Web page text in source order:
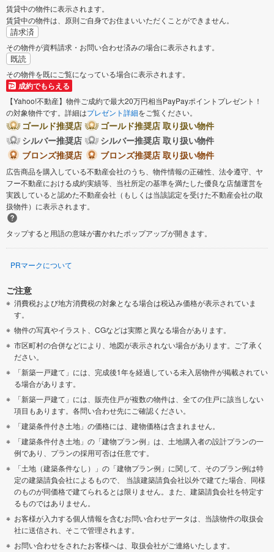
賃貸中の物件に表示されます。
賃貸中の物件は、原則ご自身でお住まいいただくことができません。
請求済
その物件が資料請求・お問い合わせ済みの場合に表示されます。
既読
その物件を既にご覧になっている場合に表示されます。
成約でもらえる
【Yahoo!不動産】物件ご成約で最大20万円相当PayPayポイントプレゼント！
の対象物件です。詳細はプレゼント詳細をご覧ください。
ゴールド推奨店
ゴールド推奨店 取り扱い物件
シルバー推奨店
シルバー推奨店 取り扱い物件
ブロンズ推奨店
ブロンズ推奨店 取り扱い物件
広告商品を購入している不動産会社のうち、物件情報の正確性、法令遵守、ヤ
フー不動産における成約実績等、当社所定の基準を満たした優良な店舗運営を
実践していると認めた不動産会社（もしくは当該認定を受けた不動産会社の取
扱物件）に表示されます。
タップすると用語の意味が書かれたポップアップが開きます。
PRマークについて
ご注意
消費税および地方消費税の対象となる場合は税込み価格が表示されていま
す。
物件の写真やイラスト、CGなどは実際と異なる場合があります。
市区町村の合併などにより、地図が表示されない場合があります。ご了承く
ださい。
「新築一戸建て」には、完成後1年を経過している未入居物件が掲載されてい
る場合があります。
「新築一戸建て」には、販売住戸が複数の物件は、全ての住戸に該当しない
項目もあります。各問い合わせ先にご確認ください。
「建築条件付き土地」の価格には、建物価格は含まれません。
「建築条件付き土地」の「建物プラン例」は、土地購入者の設計プランの一
例であり、プランの採用可否は任意です。
「土地（建築条件なし）」の「建物プラン例」に関して、そのプラン例は特
定の建築請負会社によるもので、 当該建築請負会社以外で建てた場合、同様
のものが同価格で建てられるとは限りません。また、建築請負会社を特定す
るものではありません。
お客様が入力する個人情報を含むお問い合わせデータは、当該物件の取扱会
社に送信され、そこで管理されます。
お問い合わせをされたお客様へは、取扱会社がご連絡いたします。